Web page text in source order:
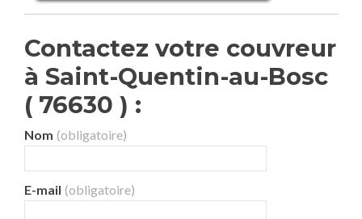
Contactez votre couvreur
à Saint-Quentin-au-Bosc
( 76630 ) :
Nom (obligatoire)
E-mail (obligatoire)